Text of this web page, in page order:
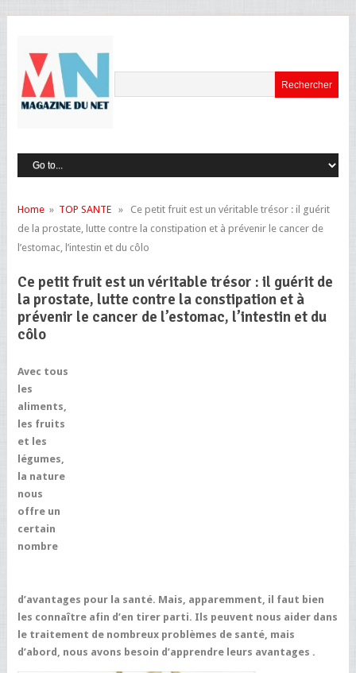
Home» TOP SANTE» Ce petit fruit est un véritable trésor : il guérit
de la prostate, lutte contre la constipation et à prévenir le cancer de
l’estomac, l’intestin et du côlo
Ce petit fruit est un véritable trésor : il guérit de
la prostate, lutte contre la constipation et à
prévenir le cancer de l’estomac, l’intestin et du
côlo
Avec tous
les
aliments,
les fruits
et les
légumes,
la nature
nous
offre un
certain
nombre
d’avantages pour la santé. Mais, apparemment, il faut bien
les connaître afin d’en tirer parti. Ils peuvent nous aider dans
le traitement de nombreux problèmes de santé, mais
d’abord, nous avons besoin d’apprendre leurs avantages .